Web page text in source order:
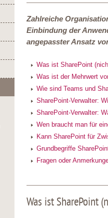
Zahlreiche
Einbindung der
angepasster Ansatz
Was ist SharePoint
Was ist der Mehrwert
Wie sind Teams und
SharePoint-Verwalter:
SharePoint-Verwalter:
Wen braucht man für
Kann SharePoint für
Grundbegriffe
Fragen oder
Was ist SharePoint